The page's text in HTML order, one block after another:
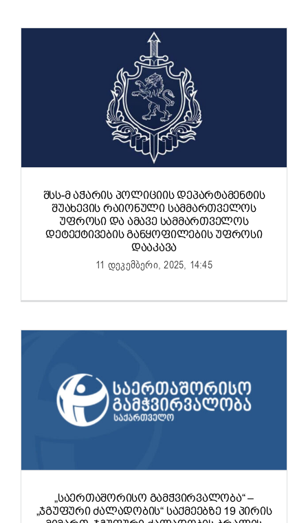
ᲨᲡᲡ-Მ ᲐᲭᲐᲠᲘᲡ ᲞᲝᲚᲘᲪᲘᲘᲡ ᲓᲔᲞᲐᲠᲢᲐᲛᲔᲜᲢᲘᲡ
ᲨᲣᲐᲮᲔᲕᲘᲡ ᲠᲐᲘᲝᲜᲣᲚᲘ ᲡᲐᲛᲛᲐᲠᲗᲕᲔᲚᲝᲡ
ᲣᲤᲠᲝᲡᲘ ᲓᲐ ᲐᲛᲐᲕᲔ ᲡᲐᲛᲛᲐᲠᲗᲕᲔᲚᲝᲡ
ᲓᲔᲢᲔᲥᲢᲘᲕᲔᲑᲘᲡ ᲒᲐᲜᲧᲝᲤᲘᲚᲔᲑᲘᲡ ᲣᲤᲠᲝᲡᲘ
ᲓᲐᲐᲙᲐᲕᲐ
11 დეკემბერი, 2025, 14:45
„ᲡᲐᲔᲠᲗᲐᲨᲝᲠᲘᲡᲝ ᲒᲐᲛᲭᲕᲘᲠᲕᲐᲚᲝᲑᲐ“ –
„ᲯᲒᲣᲤᲣᲠᲘ ᲫᲐᲚᲐᲓᲝᲑᲘᲡ“ ᲡᲐᲥᲛᲔᲔᲑᲖᲔ 19 ᲞᲘᲠᲘᲡ